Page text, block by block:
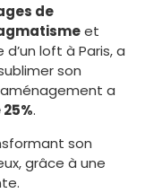
de
et
loft à Paris, a
son
a
.
son
grâce à une